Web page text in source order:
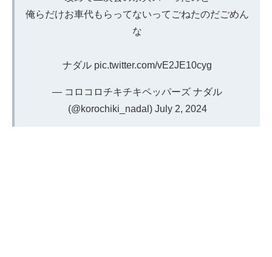
俺らだけお車代もらってないってごねたのだごめん
な
ナダル pic.twitter.com/vE2JE10cyg
— コロコロチキチキペッパーズ ナダル
(@korochiki_nadal) July 2, 2024